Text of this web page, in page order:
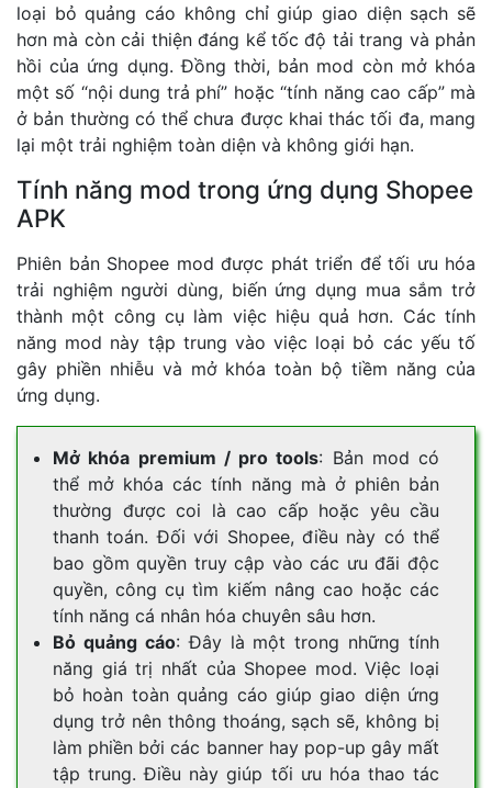
loại bỏ quảng cáo không chỉ giúp giao diện sạch sẽ
hơn mà còn cải thiện đáng kể tốc độ tải trang và phản
hồi của ứng dụng. Đồng thời, bản mod còn mở khóa
một số “nội dung trả phí” hoặc “tính năng cao cấp” mà
ở bản thường có thể chưa được khai thác tối đa, mang
lại một trải nghiệm toàn diện và không giới hạn.
Tính năng mod trong ứng dụng Shopee
APK
Phiên bản Shopee mod được phát triển để tối ưu hóa
trải nghiệm người dùng, biến ứng dụng mua sắm trở
thành một công cụ làm việc hiệu quả hơn. Các tính
năng mod này tập trung vào việc loại bỏ các yếu tố
gây phiền nhiễu và mở khóa toàn bộ tiềm năng của
ứng dụng.
Mở khóa premium / pro tools: Bản mod có
thể mở khóa các tính năng mà ở phiên bản
thường được coi là cao cấp hoặc yêu cầu
thanh toán. Đối với Shopee, điều này có thể
bao gồm quyền truy cập vào các ưu đãi độc
quyền, công cụ tìm kiếm nâng cao hoặc các
tính năng cá nhân hóa chuyên sâu hơn.
Bỏ quảng cáo: Đây là một trong những tính
năng giá trị nhất của Shopee mod. Việc loại
bỏ hoàn toàn quảng cáo giúp giao diện ứng
dụng trở nên thông thoáng, sạch sẽ, không bị
làm phiền bởi các banner hay pop-up gây mất
tập trung. Điều này giúp tối ưu hóa thao tác